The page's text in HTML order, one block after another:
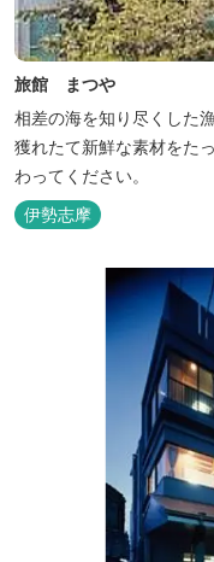
旅館 まつや
相差の海を知り尽くした
獲れたて新鮮な素材をた
わってください。
伊勢志摩